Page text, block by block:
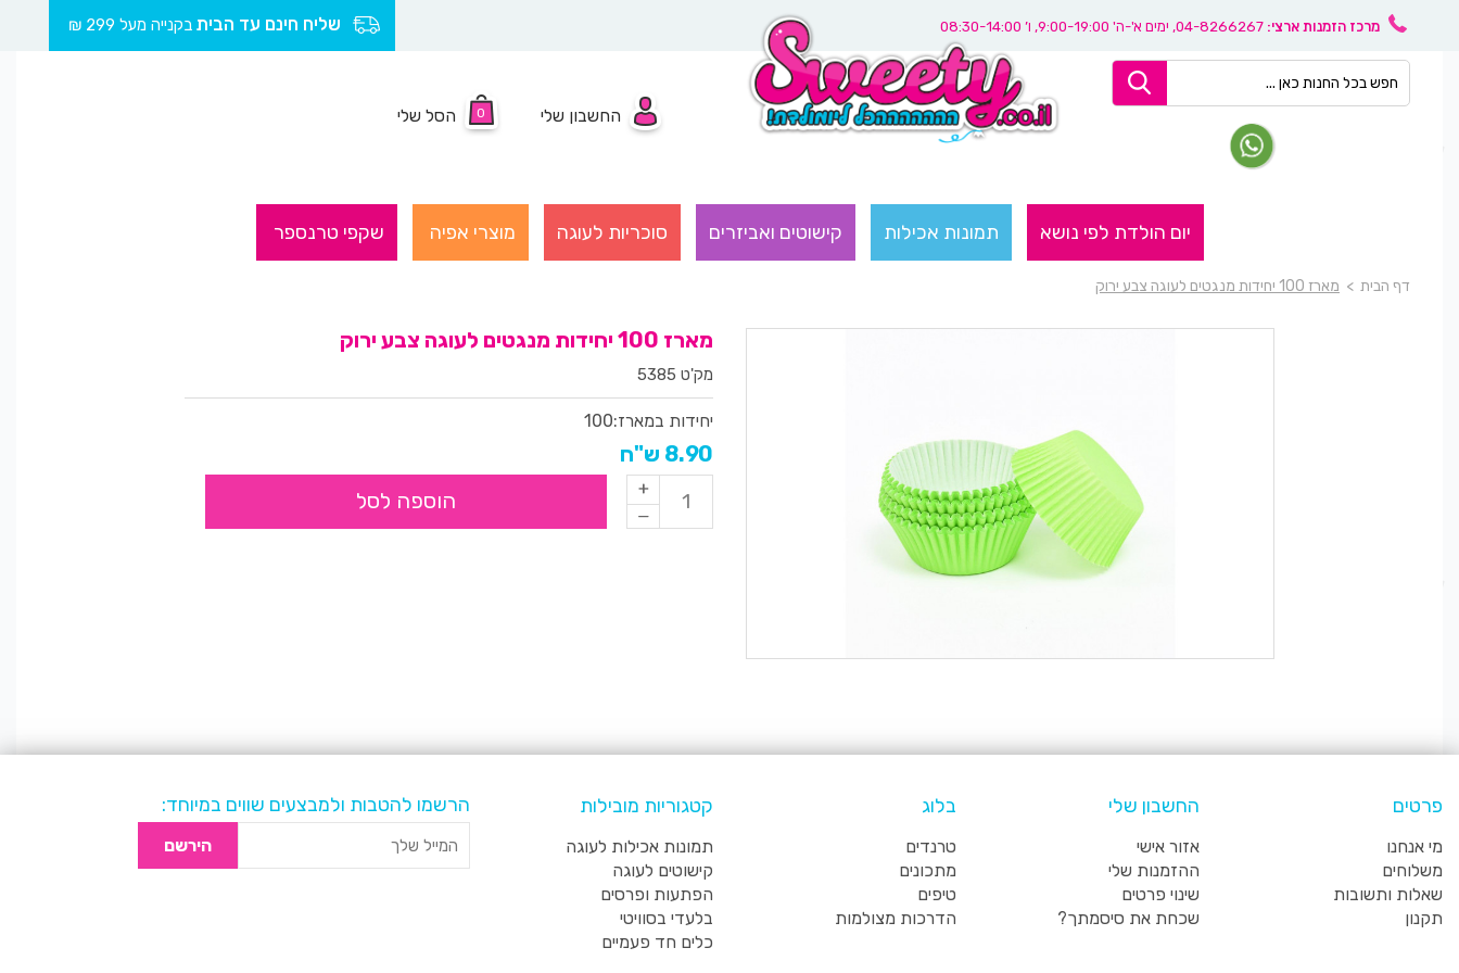
מרכז הזמנות ארצי: 04-8266267, ימים א'-ה' 9:00-19:00, ו’ 08:30-14:00 שליח חינם עד הבית בקנייה מעל 299 ₪
החשבון שלי 0 הסל שלי
יום הולדת לפי נושא תמונות אכילות קישוטים ואביזרים סוכריות לעוגה מוצרי אפיה שקפי טרנספר
דף הבית > מארז 100 יחידות מנגטים לעוגה צבע ירוק
מארז 100 יחידות מנגטים לעוגה צבע ירוק
מק'ט 5385
יחידות במארז:100
8.90 ש"ח
הוספה לסל
פרטים
מי אנחנו
משלוחים
שאלות ותשובות
תקנון
החשבון שלי
אזור אישי
ההזמנות שלי
שינוי פרטים
שכחת את סיסמתך?
בלוג
טרנדים
מתכונים
טיפים
הדרכות מצולמות
קטגוריות מובילות
תמונות אכילות לעוגה
קישוטים לעוגה
הפתעות ופרסים
בלעדי בסוויטי
כלים חד פעמיים
הרשמו להטבות ולמבצעים שווים במיוחד:
הירשם